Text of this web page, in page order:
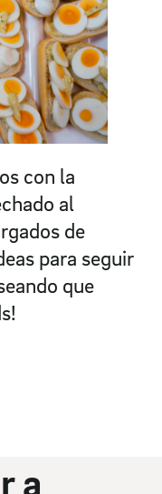
con la
al
de
para seguir
que
a